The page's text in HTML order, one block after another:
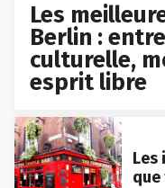
Les
Berlin :
culturelle,
esprit libre
Les